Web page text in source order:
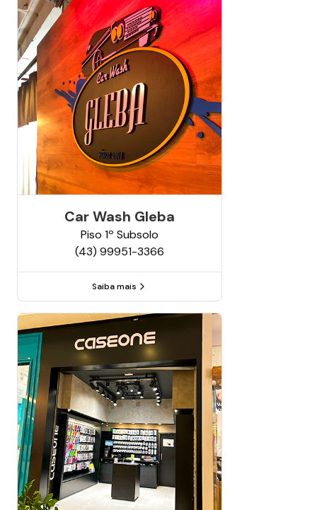
Car Wash Gleba
Piso 1º Subsolo
(43) 99951-3366
Saiba mais